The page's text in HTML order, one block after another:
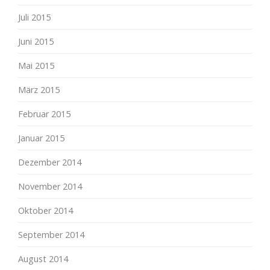
Juli 2015
Juni 2015
Mai 2015
März 2015
Februar 2015
Januar 2015
Dezember 2014
November 2014
Oktober 2014
September 2014
August 2014